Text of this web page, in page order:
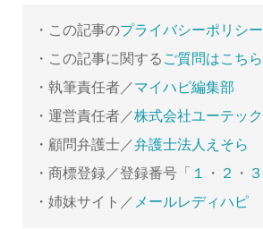
・この記事のプライバシーポリシー
・この記事に関する ご質問はこちら
・執筆責任者／マイハピ編集部
・運営責任者／株式会社ユーテック
・顧問弁護士／弁護士法人えそら
・商標登録／登録番号「 １ ・ ２ ・ ３
・姉妹サイト／ メールレディハピ